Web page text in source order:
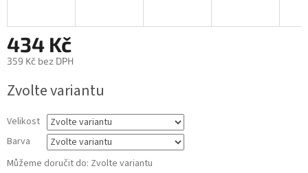
434 Kč
359 Kč bez DPH
cena:
Zvolte variantu
Velikost
Barva
Můžeme doručit do: Zvolte variantu